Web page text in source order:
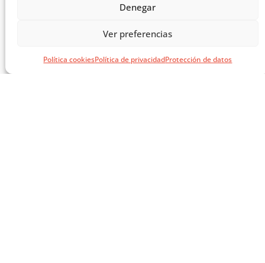
Denegar
Ver preferencias
Política cookiesPolítica de privacidadProtección de datos
MASTERCLASS: ARQUITECTURA PARA EL APRENDIZAJE